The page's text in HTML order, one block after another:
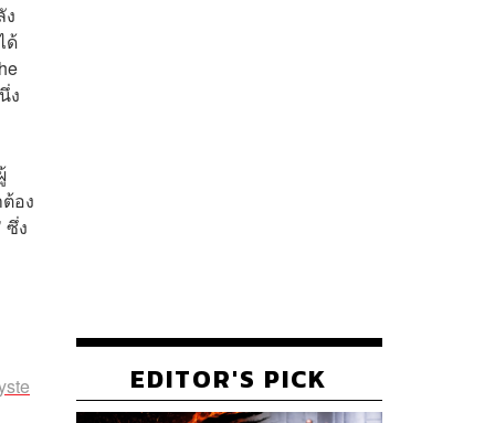
ด้
ง
อง
ซึ่ง
EDITOR'S PICK